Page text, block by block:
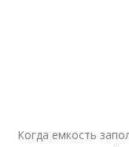
Когда емкость